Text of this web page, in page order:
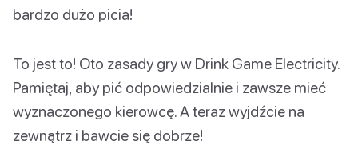
bardzo dużo picia!
To jest to! Oto zasady gry w Drink Game Electricity.
Pamiętaj, aby pić odpowiedzialnie i zawsze mieć
wyznaczonego kierowcę. A teraz wyjdźcie na
zewnątrz i bawcie się dobrze!